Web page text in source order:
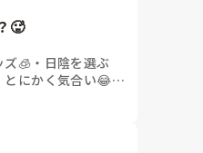
🥵
ズ🧊 ・ 日陰を選ぶ
とにかく気合い😂・